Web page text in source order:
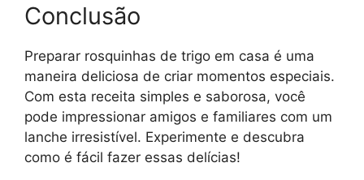
Conclusão
Preparar rosquinhas de trigo em casa é uma
maneira deliciosa de criar momentos especiais.
Com esta receita simples e saborosa, você
pode impressionar amigos e familiares com um
lanche irresistível. Experimente e descubra
como é fácil fazer essas delícias!